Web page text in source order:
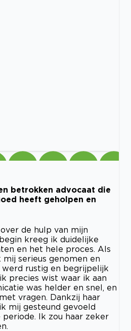
betrokken advocaat die
heeft geholpen en
de hulp van mijn
kreeg ik duidelijke
en het hele proces. Als
serieus genomen en
rustig en begrijpelijk
precies wist waar ik aan
was helder en snel, en
vragen. Dankzij haar
mij gesteund gevoeld
Ik zou haar zeker